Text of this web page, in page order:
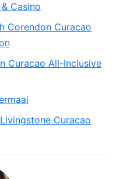
Casino
Corendon Curacao
Curacao All-Inclusive
Curacao